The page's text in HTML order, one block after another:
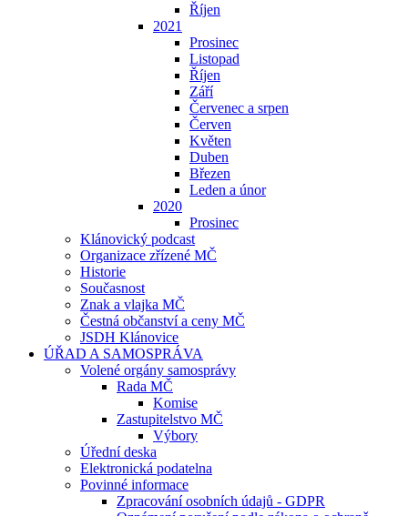
Říjen
2021
Prosinec
Listopad
Říjen
Září
Červenec a srpen
Červen
Květen
Duben
Březen
Leden a únor
2020
Prosinec
Klánovický podcast
Organizace zřízené MČ
Historie
Současnost
Znak a vlajka MČ
Čestná občanství a ceny MČ
JSDH Klánovice
ÚŘAD A SAMOSPRÁVA
Volené orgány samosprávy
Rada MČ
Komise
Zastupitelstvo MČ
Výbory
Úřední deska
Elektronická podatelna
Povinné informace
Zpracování osobních údajů - GDPR